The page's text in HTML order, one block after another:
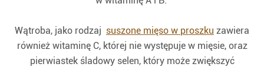
Wątroba, jako rodzaj suszone mięso w proszku zawiera
również witaminę C, której nie występuje w mięsie, oraz
pierwiastek śladowy selen, który może zwiększyć